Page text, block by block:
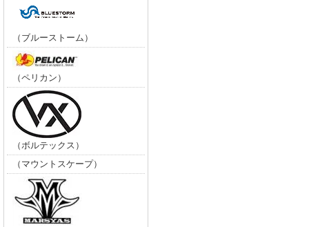
（ブルーストーム）
（ペリカン）
（ボルテックス）
（マウントスケープ）